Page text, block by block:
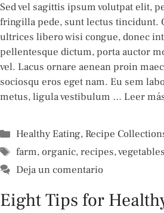
Sed vel sagittis ipsum volutpat elit,
fringilla pede, sunt lectus tincidunt.
ultrices libero wisi congue, donec
pellentesque dictum, porta auctor
vel. Lacus ornare aenean proin
sociosqu eros eget nam. Eu sem
metus, ligula vestibulum … Leer
Categorías
Healthy Eating, Recipe
Etiquetas
farm,organic,recipes,vegetables
Deja un comentario
Eight Tips for